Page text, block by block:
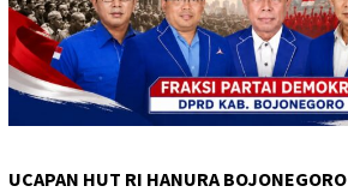
UCAPAN HUT RI HANURA BOJONEGORO